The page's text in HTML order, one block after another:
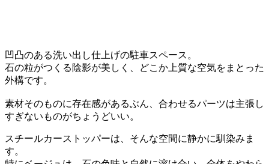
凹凸のある洗い出し仕上げの駐車スペース。
石の粒がつくる陰影が美しく、どこか上質な空気をまとった
外構です。
素材そのものに存在感があるぶん、合わせるパーツは主張し
すぎないものがちょうどいい。
スチールカーストッパーは、そんな空間に静かに馴染みま
す。